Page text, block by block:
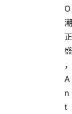
O
潮
正
盛
，
A
n
t